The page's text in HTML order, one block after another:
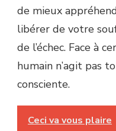
de mieux
libérer de votre
de l’échec. Face à
humain n’agit pas
consciente.
Ceci va vous plaire